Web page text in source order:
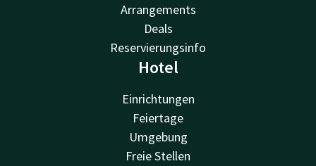
Arrangements
Deals
Reservierungsinfo
Hotel
Einrichtungen
Feiertage
Umgebung
Freie Stellen